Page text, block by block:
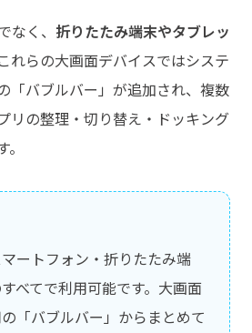
なく、 折りたたみ端末やタブレッ
れらの大画面デバイスではシステ
「バブルバー」が追加され、複数
リの整理・切り替え・ドッキング
ートフォン・折りたたみ端
べてで利用可能です。大画面
「バブルバー」からまとめて